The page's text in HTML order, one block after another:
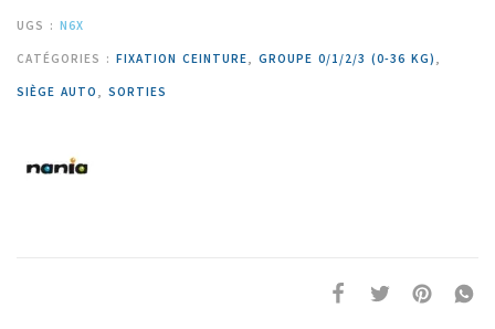
UGS : N6X
CATÉGORIES : FIXATION CEINTURE, GROUPE 0/1/2/3 (0-36 KG) ,
SIÈGE AUTO , SORTIES